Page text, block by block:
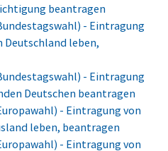
beantragen
- Eintragung
Deutschland leben,
- Eintragung
Deutschen beantragen
- Eintragung von
leben, beantragen
- Eintragung von